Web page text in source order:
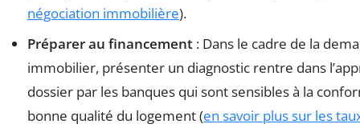
négociation immobilière).
Préparer au financement : Dans le cadre de la
immobilier, présenter un diagnostic rentre dans
dossier par les banques qui sont sensibles à la
bonne qualité du logement (en savoir plus sur les